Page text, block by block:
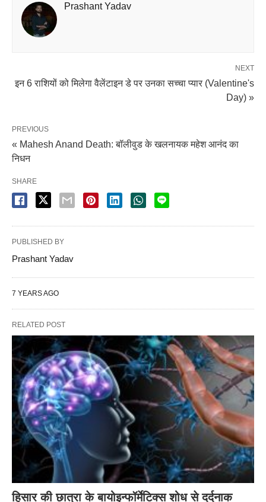
Prashant Yadav
NEXT
इन 6 राशियों को मिलेगा वैलेंटाइन डे पर उनका सच्चा प्यार (Valentine's
Day) »
PREVIOUS
« Mahesh Anand Death: बॉलीवुड के खलनायक महेश आनंद का
निधन
SHARE
PUBLISHED BY
Prashant Yadav
7 YEARS AGO
RELATED POST
हिसार की छात्रा के बायोइन्फॉर्मेटिक्स शोध से दर्दनाक